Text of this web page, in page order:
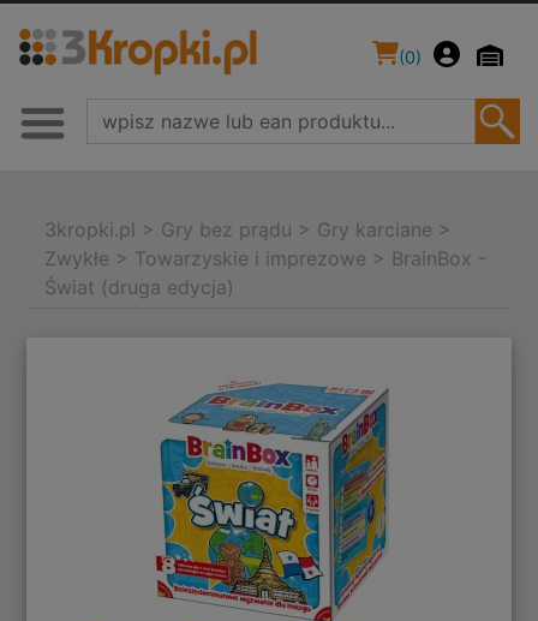
(0)
3kropki.pl > Gry bez prądu > Gry karciane >
Zwykłe > Towarzyskie i imprezowe > BrainBox -
Świat (druga edycja)